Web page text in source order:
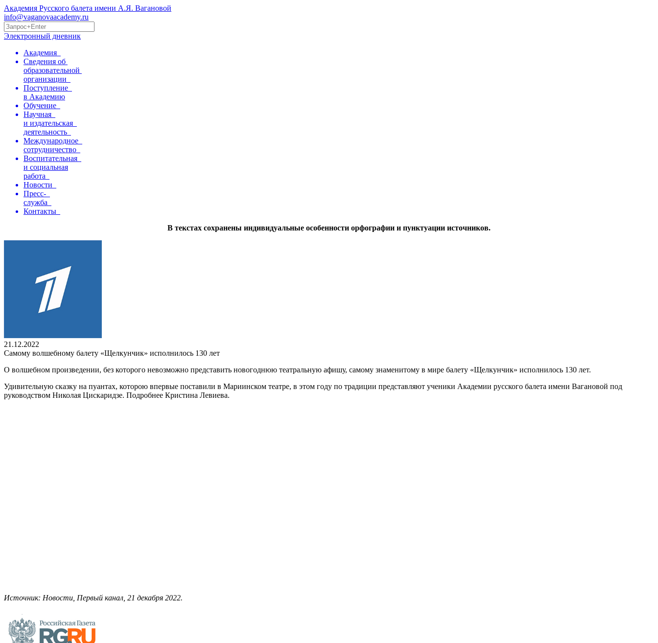
Академия Русского балета имени А.Я. Вагановой
info@vaganovaacademy.ru
Электронный дневник
Академия
Сведения об
образовательной
организации
Поступление
в Академию
Обучение
Научная
и издательская
деятельность
Международное
сотрудничество
Воспитательная
и социальная
работа
Новости
Пресс-
служба
Контакты
В текстах сохранены индивидуальные особенности орфографии и пунктуации источников.
21.12.2022
Самому волшебному балету «Щелкунчик» исполнилось 130 лет
О волшебном произведении, без которого невозможно представить новогоднюю театральную афишу, самому знаменитому в мире балету «Щелкунчик» исполнилось 130 лет.
Удивительную сказку на пуантах, которою впервые поставили в Мариинском театре, в этом году по традиции представляют ученики Академии русского балета имени Вагановой под
руководством Николая Цискаридзе. Подробнее Кристина Левиева.
Источник: Новости, Первый канал, 21 декабря 2022.